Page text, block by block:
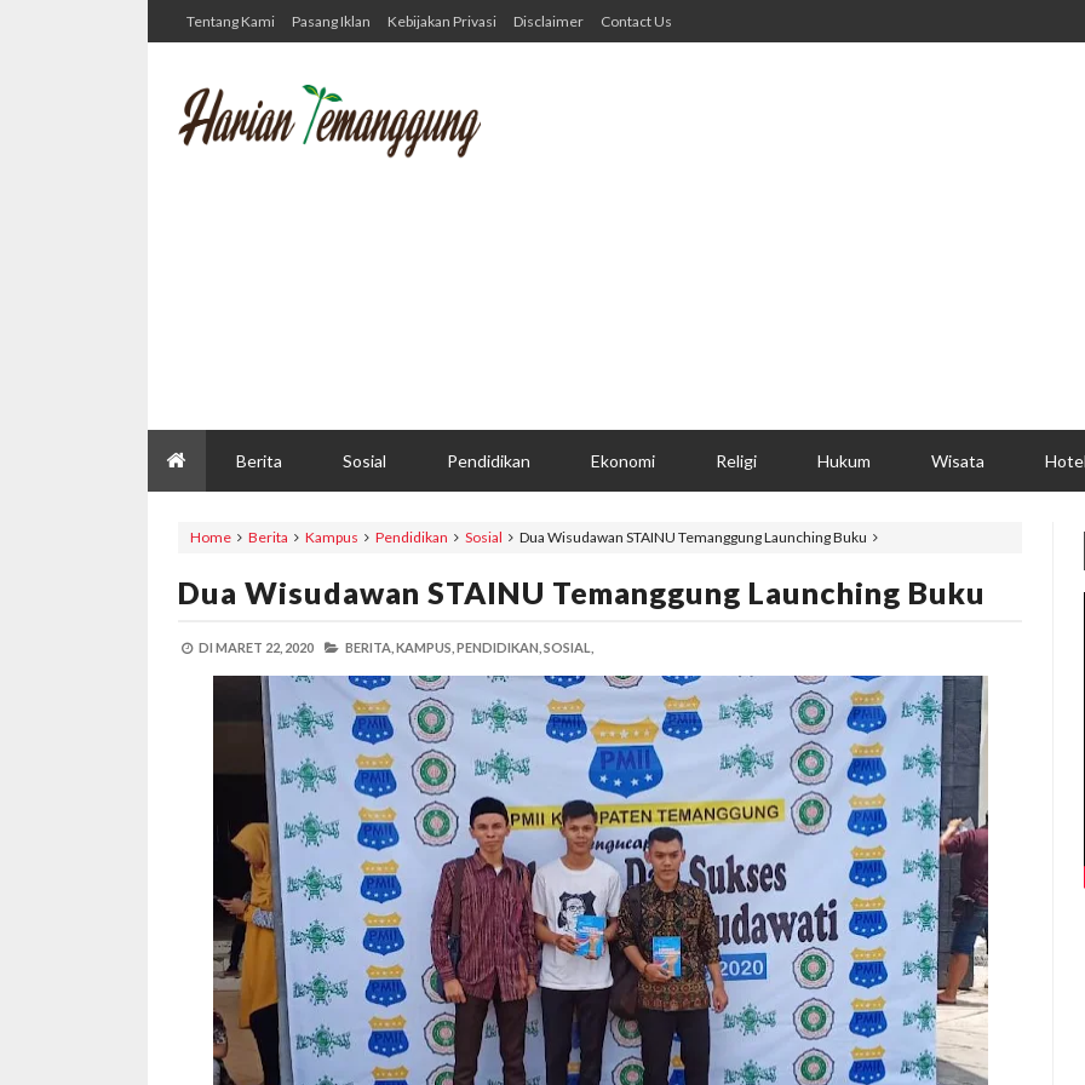
Tentang Kami Pasang Iklan Kebijakan Privasi Disclaimer Contact Us
Berita Sosial Pendidikan Ekonomi Religi Hukum Wisata Hotel
Home Berita Kampus Pendidikan Sosial Dua Wisudawan STAINU Temanggung Launching Buku
Dua Wisudawan STAINU Temanggung Launching Buku
DI MARET 22, 2020 BERITA, KAMPUS, PENDIDIKAN, SOSIAL,